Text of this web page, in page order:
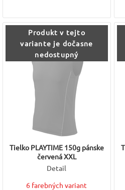
Produkt v tejto
variante je dočasne
nedostupný
Tielko PLAYTIME 150g pánske
červená XXL
Detail
6 farebných variant